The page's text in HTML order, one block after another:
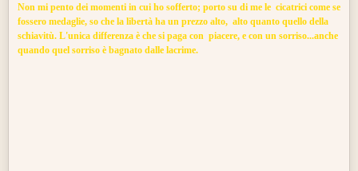
Non mi pento dei momenti in cui ho sofferto; porto su di me le cicatrici come se
fossero medaglie, so che la libertà ha un prezzo alto, alto quanto quello della
schiavitù. L'unica differenza è che si paga con piacere, e con un sorriso...anche
quando quel sorriso è bagnato dalle lacrime.